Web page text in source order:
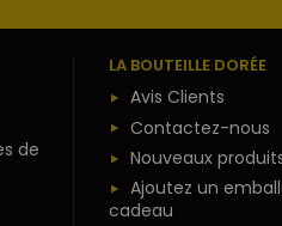
de
LA BOUTEILLE DORÉE
Avis Clients
Contactez-nous
Nouveaux
Ajoutez un
cadeau